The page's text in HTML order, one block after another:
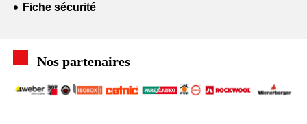
Fiche sécurité
Nos partenaires